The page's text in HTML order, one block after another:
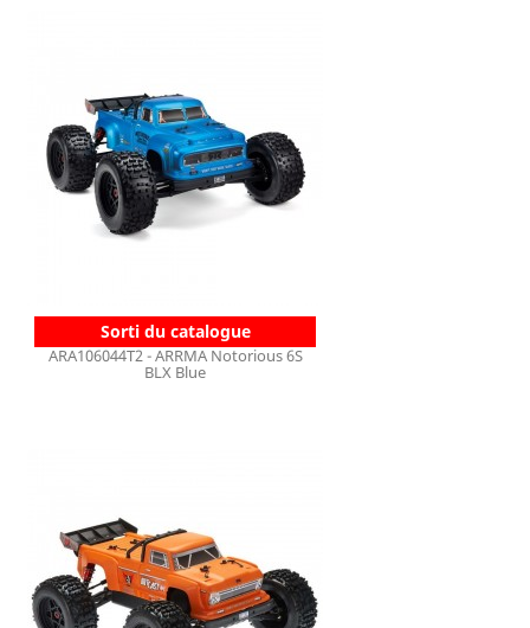
Sorti du catalogue
ARA106044T2 - ARRMA Notorious 6S
BLX Blue